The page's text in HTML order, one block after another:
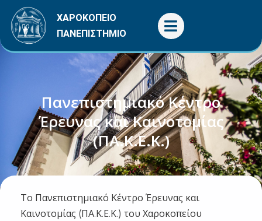
Μετάβαση
στο
περιεχόμενο
ΧΑΡΟΚΟΠΕΙΟ
ΠΑΝΕΠΙΣΤΗΜΙΟ
Πανεπιστημιακό Κέντρο
Έρευνας και Καινοτομίας
(ΠΑ.Κ.Ε.Κ.)
Το Πανεπιστημιακό Κέντρο Έρευνας και
Καινοτομίας (ΠΑ.Κ.Ε.Κ.) του Χαροκοπείου